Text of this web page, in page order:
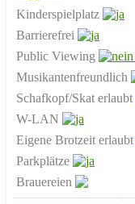
Kinderspielplatz
Barrierefrei
Public Viewing
Musikantenfreundlich
Schafkopf/Skat erlaubt
W-LAN
Eigene Brotzeit erlaubt
Parkplätze
Brauereien